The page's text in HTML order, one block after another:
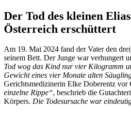
Der Tod des kleinen
Österreich erschüttert
Am 19. Mai 2024 fand der Vater den
seinem Bett. Der Junge war verhungert
Tod wog das Kind nur vier Kilogramm
Gewicht eines vier Monate alten
Gerichtsmedizinerin Elke Doberentz vor
einzelne Rippe“, beschrieb die
Körpers. Die Todesursache war